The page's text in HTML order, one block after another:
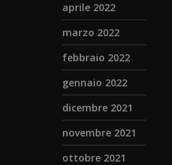
aprile 2022
marzo 2022
febbraio 2022
gennaio 2022
dicembre 2021
novembre 2021
ottobre 2021